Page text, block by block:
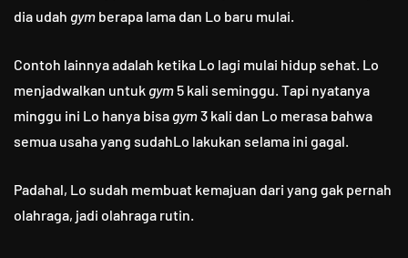
dia udah gym berapa lama dan Lo baru mulai.
Contoh lainnya adalah ketika Lo lagi mulai hidup sehat. Lo
menjadwalkan untuk gym 5 kali seminggu. Tapi nyatanya
minggu ini Lo hanya bisa gym3 kali dan Lo merasa bahwa
semua usaha yang sudahLo lakukan selama ini gagal.
Padahal, Lo sudah membuat kemajuan dari yang gak pernah
olahraga, jadi olahraga rutin.